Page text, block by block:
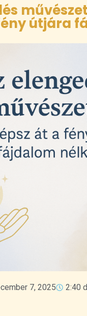
útjára
7, 2025 2:40